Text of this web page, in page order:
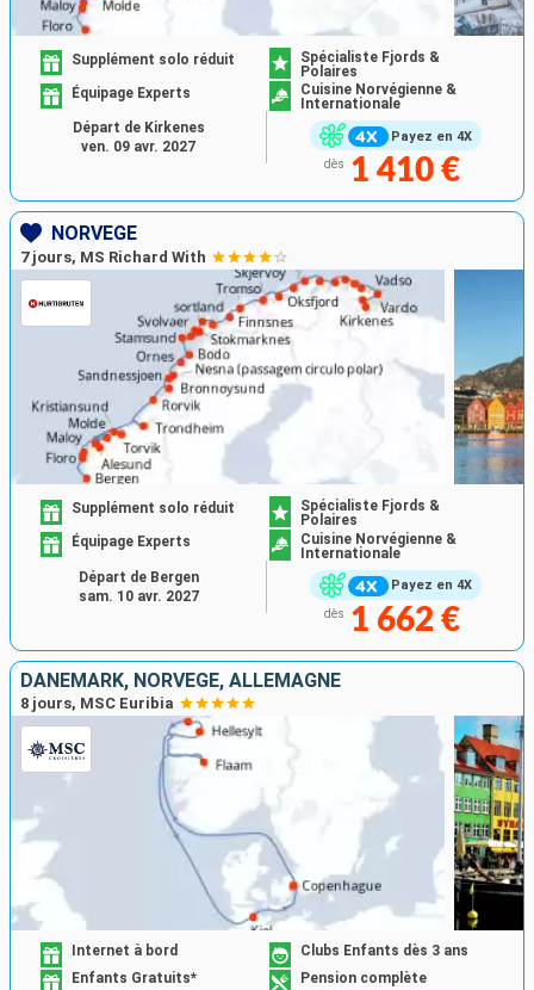
Payez en 4X
Supplément solo réduit
Spécialiste Fjords &
Polaires
Équipage Experts
Cuisine Norvégienne &
Internationale
dès 1 410 €
Départ de Kirkenes
ven. 09 avr. 2027
NORVÈGE
7 jours, MS Richard With
Payez en 4X
Supplément solo réduit
Spécialiste Fjords &
Polaires
Équipage Experts
Cuisine Norvégienne &
Internationale
dès 1 662 €
Départ de Bergen
sam. 10 avr. 2027
DANEMARK, NORVÈGE, ALLEMAGNE
8 jours, MSC Euribia
Internet à bord
Clubs Enfants dès 3 ans
Enfants Gratuits*
Pension complète